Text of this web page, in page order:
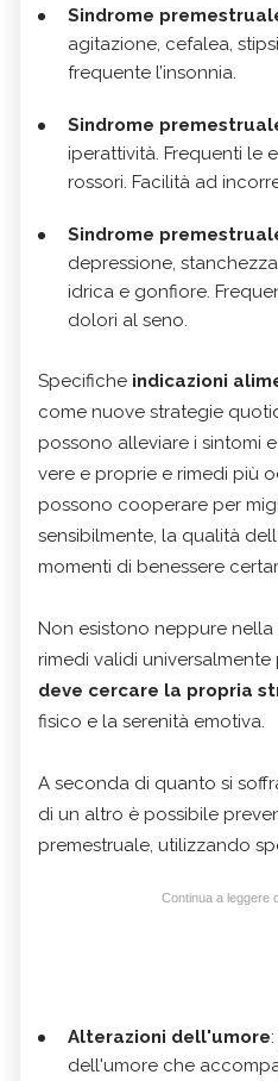
Sindrome
agitazione, cefalea,
frequente l’insonnia.
Sindrome
iperattività. Frequenti le
rossori. Facilità ad
Sindrome
depressione,
idrica e gonfiore.
dolori al seno.
Specifiche indicazioni
come nuove strategie
possono alleviare i sintomi
vere e proprie e rimedi più
possono cooperare per
sensibilmente, la qualità
momenti di benessere
Non esistono neppure
rimedi validi
deve cercare la propria
fisico e la serenità emotiva.
A seconda di quanto si
di un altro è possibile
premestruale, utilizzando
Continua a leggere
Alterazioni dell'umore
dell'umore che